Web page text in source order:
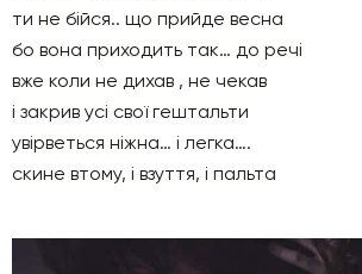
ти не бійся.. що прийде весна
бо вона приходить так… до речі
вже коли не дихав , не чекав
і закрив усі свої гештальти
увірветься ніжна… і легка….
скине втому, і взуття, і пальта